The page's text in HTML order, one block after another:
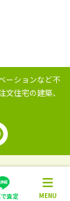
査定 MENU
ーションなど不
文住宅の建築、